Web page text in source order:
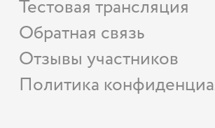
Тестовая трансляция
Обратная связь
Отзывы участников
Политика